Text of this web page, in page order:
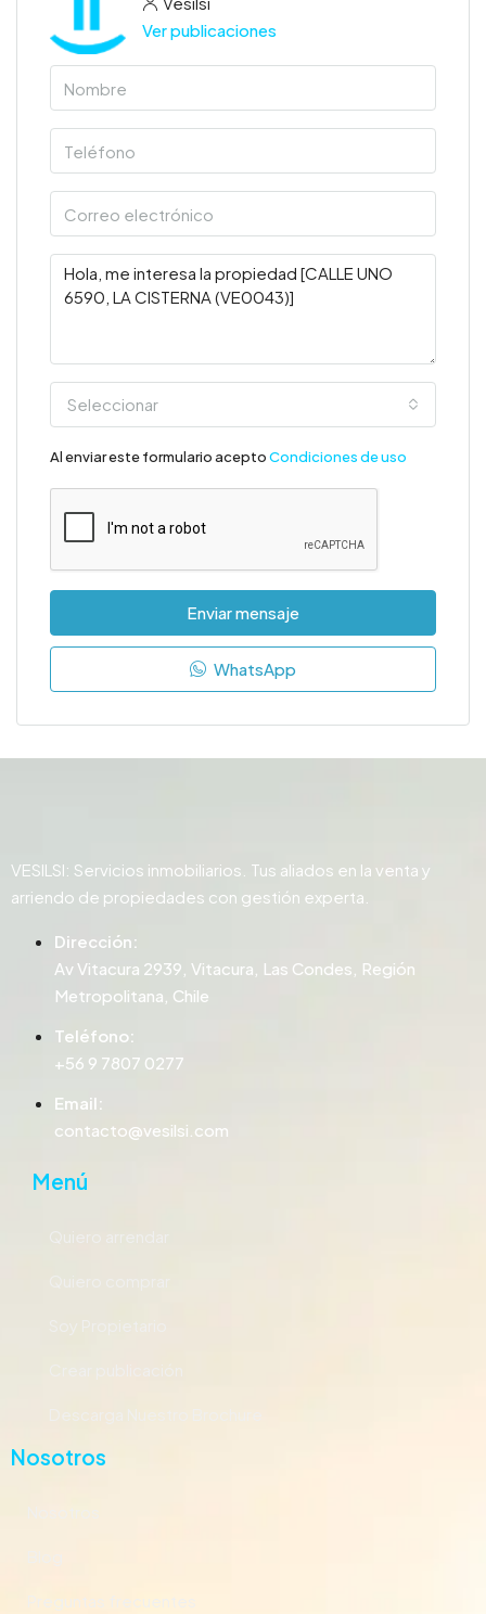
Ver publicaciones
Seleccionar
Al enviar este formulario aceptoCondiciones de uso
Enviar mensaje
WhatsApp
VESILSI: Servicios inmobiliarios. Tus aliados en la venta y
arriendo de propiedades con gestión experta.
Dirección:
Av Vitacura 2939, Vitacura, Las Condes, Región
Metropolitana, Chile
Teléfono:
+56 9 7807 0277
Email:
contacto@vesilsi.com
Menú
Quiero arrendar
Quiero comprar
Soy Propietario
Crear publicación
Descarga Nuestro Brochure
Nosotros
Preguntas frecuentes